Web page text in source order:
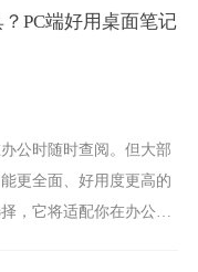
PC端好用桌面笔记
公时随时查阅。但大部
更全面、好用度更高的
，它将适配你在办公、